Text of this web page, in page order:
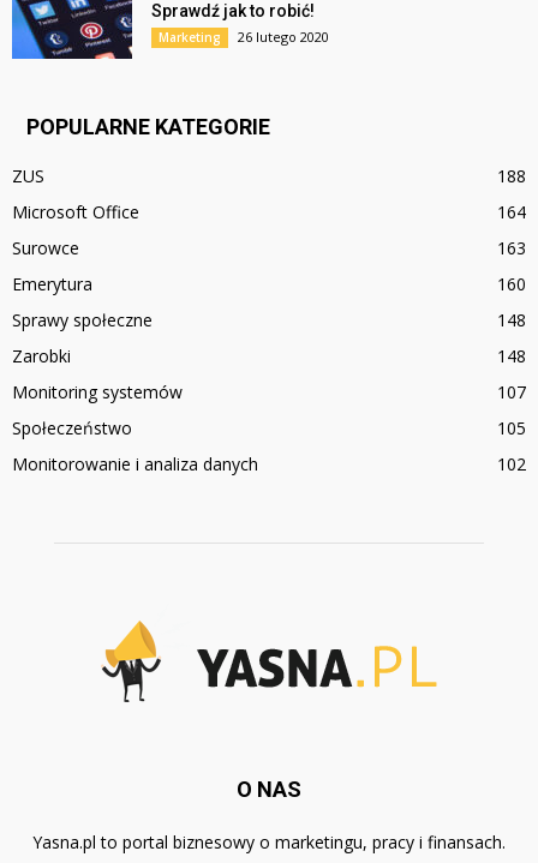
Sprawdź jak to robić!
Marketing 26 lutego 2020
POPULARNE KATEGORIE
ZUS
188
Microsoft Office
164
Surowce
163
Emerytura
160
Sprawy społeczne
148
Zarobki
148
Monitoring systemów
107
Społeczeństwo
105
Monitorowanie i analiza danych
102
O NAS
Yasna.pl to portal biznesowy o marketingu, pracy i finansach.